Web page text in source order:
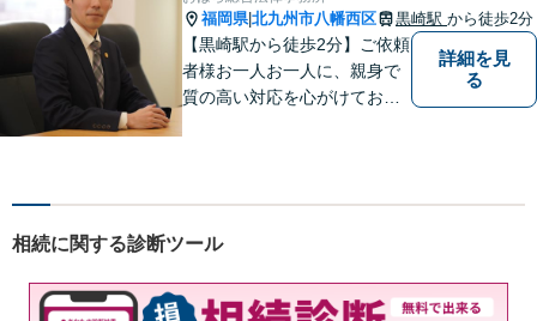
福岡県|北九州市八幡西区 黒崎駅 から徒歩2分
【黒崎駅から徒歩2分】ご依頼
者様お一人お一人に、親身で
質の高い対応を心がけており
応可能。英語での法律相談・
も対応可能です。
詳細を見
る
相続に関する診断ツール